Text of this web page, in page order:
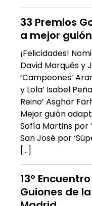
33 Premios
a mejor guión
¡Felicidades!
David Marqués y
‘Campeones’
y Lola’ Isabel
Reino’ Asghar
Mejor guión
Sofía Martins por
San José por
[…]
13º
Guiones de